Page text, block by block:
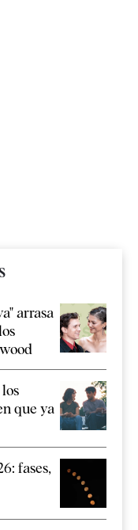
arrasa
que ya
fases,